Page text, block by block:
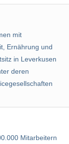
Euro
mit
Ernährung und
in Leverkusen
deren
Mitarbeitern